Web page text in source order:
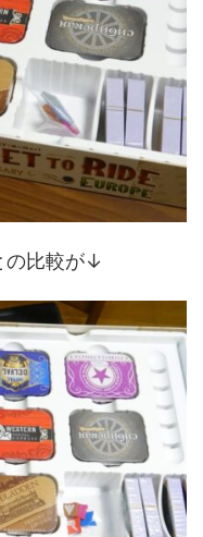
の比較が↓